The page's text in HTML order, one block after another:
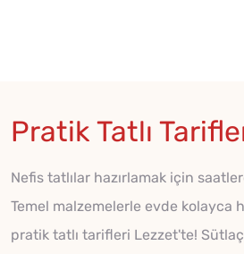
Pratik Tatlı
Nefis tatlılar hazırlamak için
Temel malzemelerle evde kolayca
pratik tatlı tarifleri Lezzet'te!